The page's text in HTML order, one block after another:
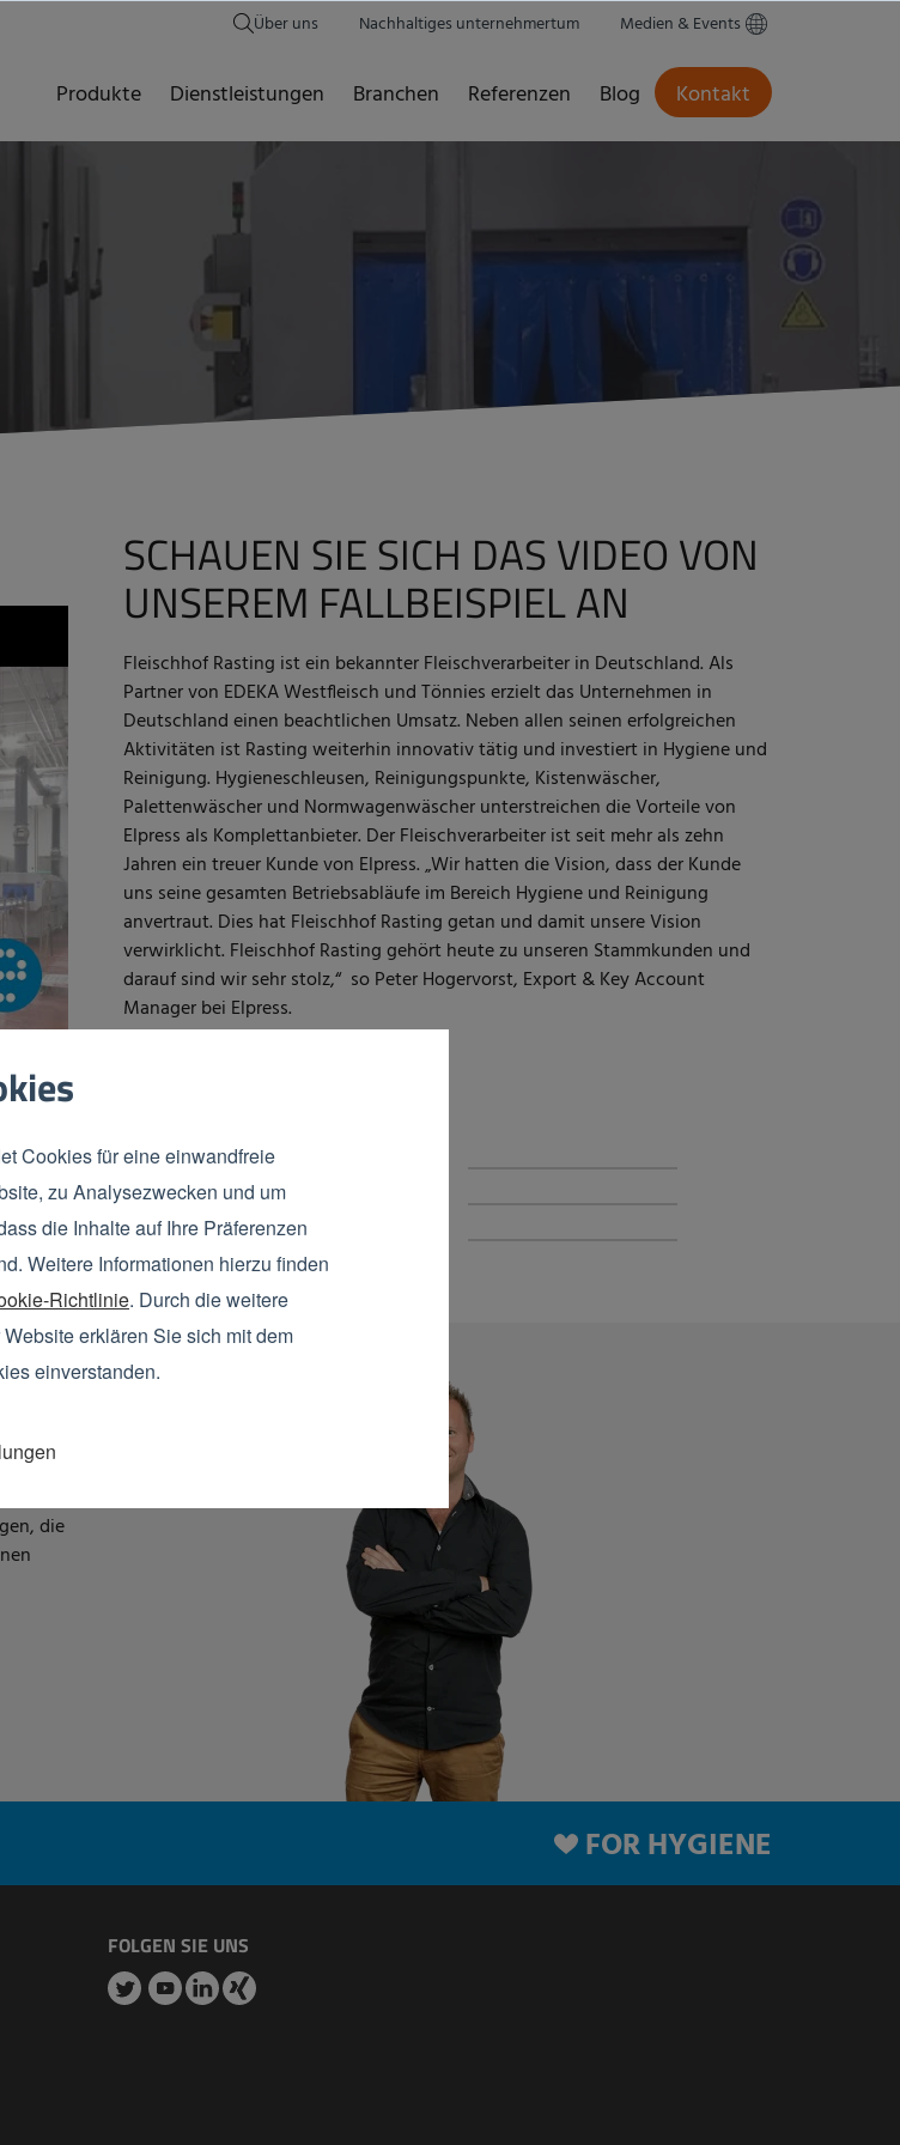
Cookies für eine einwandfreie
zu Analysezwecken und um
die Inhalte auf Ihre Präferenzen
Weitere Informationen hierzu finden
Richtlinie. Durch die weitere
erklären Sie sich mit dem
einverstanden.
Über uns Nachhaltiges unternehmertum Medien & Events
Produkte Dienstleistungen Branchen Referenzen Blog Kontakt
SCHAUEN SIE SICH DAS VIDEO VON
UNSEREM FALLBEISPIEL AN
Fleischhof Rasting ist ein bekannter Fleischverarbeiter in Deutschland. Als
Partner von EDEKA Westfleisch und Tönnies erzielt das Unternehmen in
Deutschland einen beachtlichen Umsatz. Neben allen seinen erfolgreichen
Aktivitäten ist Rasting weiterhin innovativ tätig und investiert in Hygiene und
Reinigung. Hygieneschleusen, Reinigungspunkte, Kistenwäscher,
Palettenwäscher und Normwagenwäscher unterstreichen die Vorteile von
Elpress als Komplettanbieter. Der Fleischverarbeiter ist seit mehr als zehn
Jahren ein treuer Kunde von Elpress. „Wir hatten die Vision, dass der Kunde
uns seine gesamten Betriebsabläufe im Bereich Hygiene und Reinigung
anvertraut. Dies hat Fleischhof Rasting getan und damit unsere Vision
verwirklicht. Fleischhof Rasting gehört heute zu unseren Stammkunden und
darauf sind wir sehr stolz,“ so Peter Hogervorst, Export & Key Account
Manager bei Elpress.
die
FOR HYGIENE
FOLGEN SIE UNS